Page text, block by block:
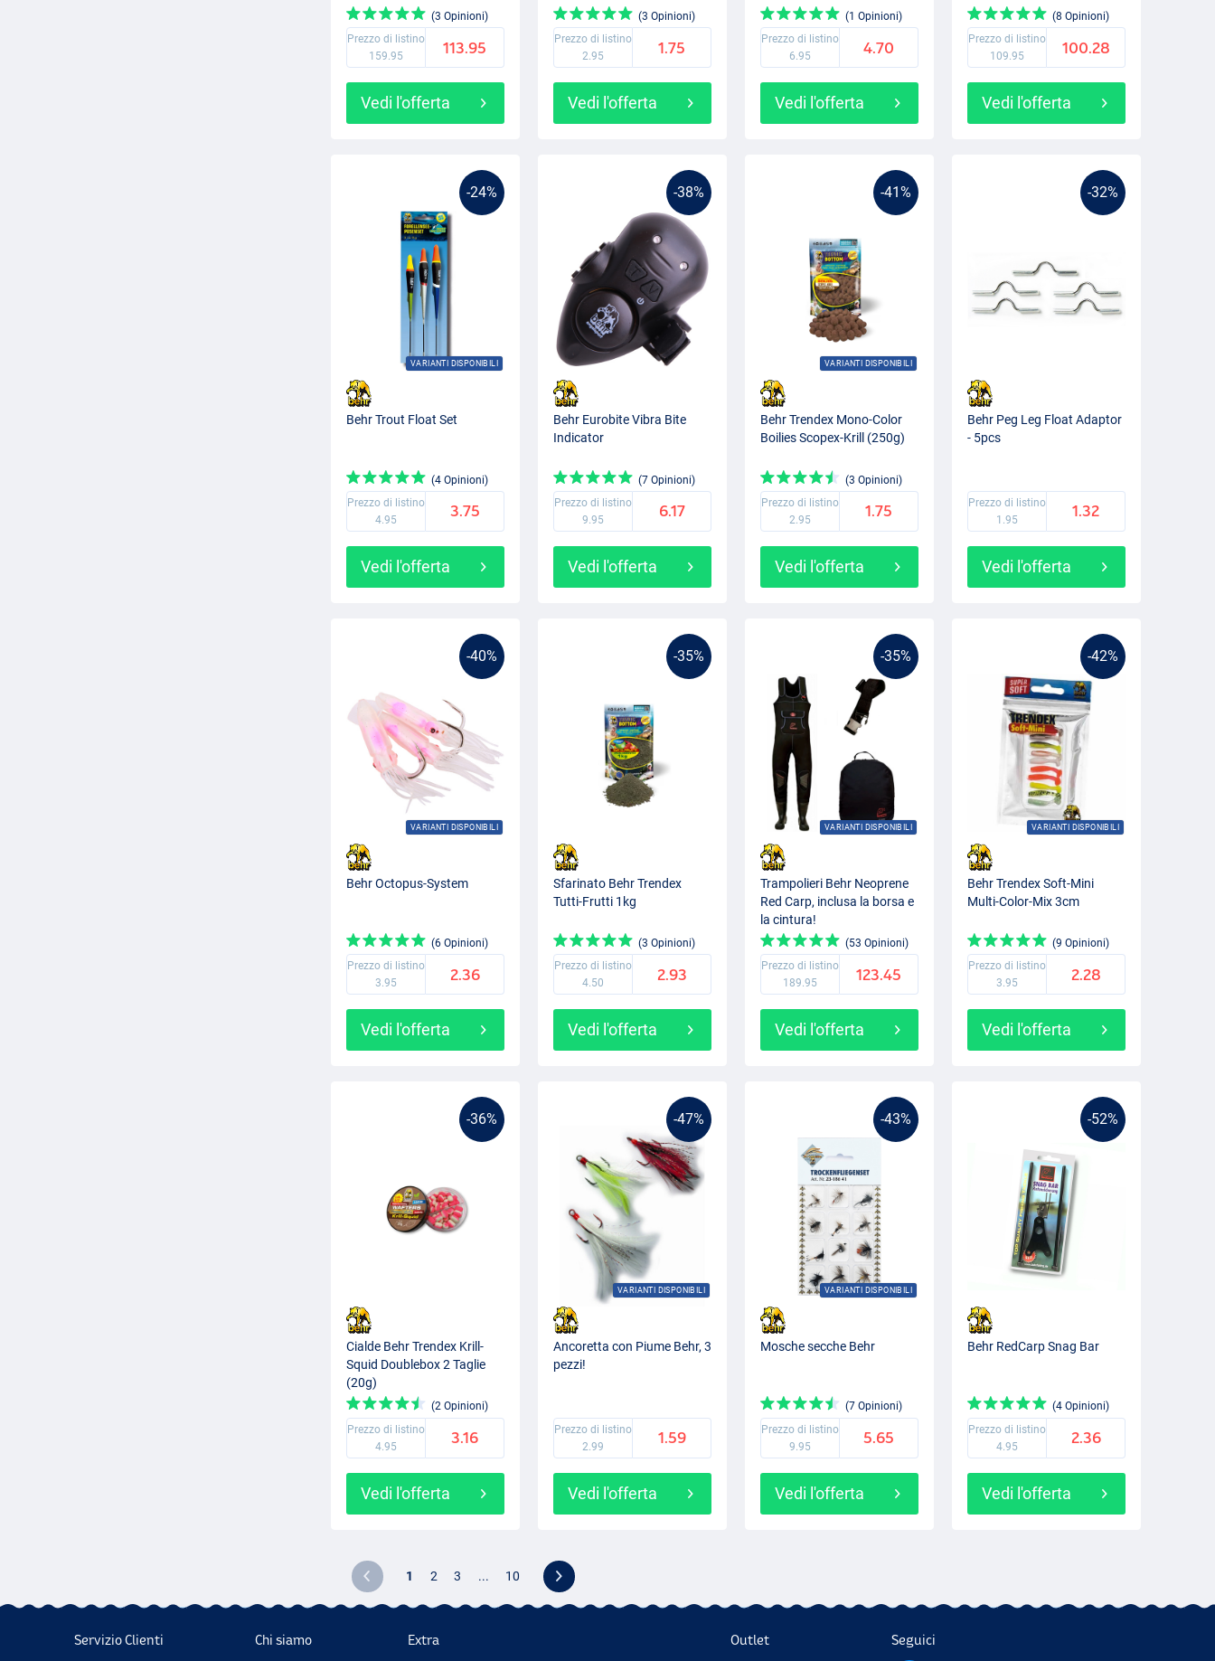
(3 Opinioni)
Prezzo di listino
159.95
113.95
Vedi l'offerta
(3 Opinioni)
Prezzo di listino
2.95
1.75
Vedi l'offerta
(1 Opinioni)
Prezzo di listino
6.95
4.70
Vedi l'offerta
(8 Opinioni)
Prezzo di listino
109.95
100.28
Vedi l'offerta
-24%
VARIANTI DISPONIBILI
Behr Trout Float Set
(4 Opinioni)
Prezzo di listino
4.95
3.75
Vedi l'offerta
-38%
Behr Eurobite Vibra Bite
Indicator
(7 Opinioni)
Prezzo di listino
9.95
6.17
Vedi l'offerta
-41%
VARIANTI DISPONIBILI
Behr Trendex Mono-Color
Boilies Scopex-Krill (250g)
(3 Opinioni)
Prezzo di listino
2.95
1.75
Vedi l'offerta
-32%
Behr Peg Leg Float Adaptor
- 5pcs
Prezzo di listino
1.95
1.32
Vedi l'offerta
-40%
VARIANTI DISPONIBILI
Behr Octopus-System
(6 Opinioni)
Prezzo di listino
3.95
2.36
Vedi l'offerta
-35%
Sfarinato Behr Trendex
Tutti-Frutti 1kg
(3 Opinioni)
Prezzo di listino
4.50
2.93
Vedi l'offerta
-35%
VARIANTI DISPONIBILI
Trampolieri Behr Neoprene
Red Carp, inclusa la borsa e
la cintura!
(53 Opinioni)
Prezzo di listino
189.95
123.45
Vedi l'offerta
-42%
VARIANTI DISPONIBILI
Behr Trendex Soft-Mini
Multi-Color-Mix 3cm
(9 Opinioni)
Prezzo di listino
3.95
2.28
Vedi l'offerta
-36%
Cialde Behr Trendex Krill-
Squid Doublebox 2 Taglie
(20g)
(2 Opinioni)
Prezzo di listino
4.95
3.16
Vedi l'offerta
-47%
VARIANTI DISPONIBILI
Ancoretta con Piume Behr, 3
pezzi!
Prezzo di listino
2.99
1.59
Vedi l'offerta
-43%
VARIANTI DISPONIBILI
Mosche secche Behr
(7 Opinioni)
Prezzo di listino
9.95
5.65
Vedi l'offerta
-52%
Behr RedCarp Snag Bar
(4 Opinioni)
Prezzo di listino
4.95
2.36
Vedi l'offerta
1 2 3 ... 10
Servizio Clienti Chi siamo Extra Outlet Seguici